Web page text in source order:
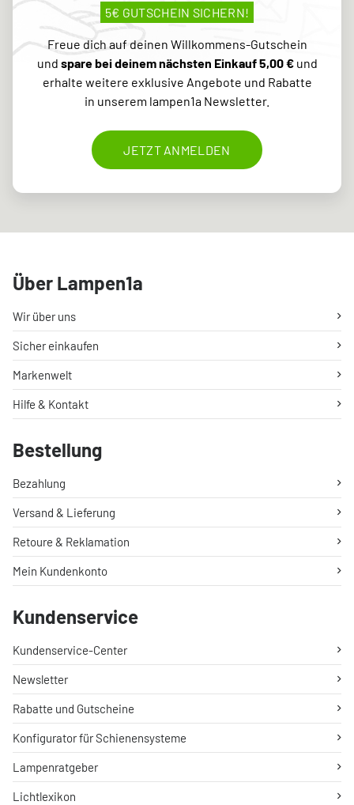
5€ GUTSCHEIN SICHERN!
Freue dich auf deinen Willkommens-Gutschein
und spare bei deinem nächsten Einkauf 5,00 €und
erhalte weitere exklusive Angebote und Rabatte
in unserem lampen1a Newsletter.
JETZT ANMELDEN
Über Lampen1a
Wir über uns
Sicher einkaufen
Markenwelt
Hilfe & Kontakt
Bestellung
Bezahlung
Versand & Lieferung
Retoure & Reklamation
Mein Kundenkonto
Kundenservice
Kundenservice-Center
Newsletter
Rabatte und Gutscheine
Konfigurator für Schienensysteme
Lampenratgeber
Lichtlexikon